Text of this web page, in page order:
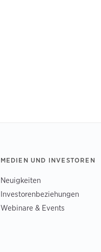
MEDIEN UND INVESTOREN
Neuigkeiten
Investorenbeziehungen
Webinare & Events